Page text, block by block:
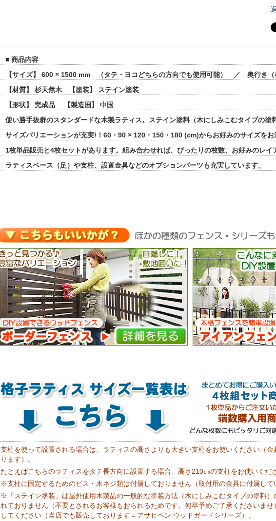
■ 商品内容
【サイズ】 600 × 1500 mm （タテ・ヨコどちらの方向でも使用可能） ／ 奥行き（
【材質】 杉天然木 【塗装】 ステイン塗装
【形状】 完成品 【製造国】 中国
使い勝手抜群のスタンダードな木製ラティス。ステイン塗料（木にしみこむタイプの塗
サイズバリエーションが充実!！60・90 × 120・150・180 (cm)からお好みのサイズをお
1枚単品販売と4枚セットがあります。組み合わせれば、ぴったりの枚数、お好みのレイ
ラティスベース（足）や支柱、設置金具などのオプションパーツも充実しています。
支柱を使って設置される場合は、ラティスの高さよりも大きい支柱をお使いください（
ります）。
たとえばこちらのラティスをタテ長方向に設置する場合、高さ210㎝の支柱をお使いくだ
※支柱に固定するためのビス・木ネジ類は付属しておりません（取付用の金具に付属して
※「ステイン塗装」は屋外使用木製品の一般的な塗装方法（木にしみこむタイプの塗料
れておりません（不要とされるお客様もおられるためです。何卒予めご了承くださいま
してください（当店でも販売しております＝アサヒペン ウッドガードシリーズ）。